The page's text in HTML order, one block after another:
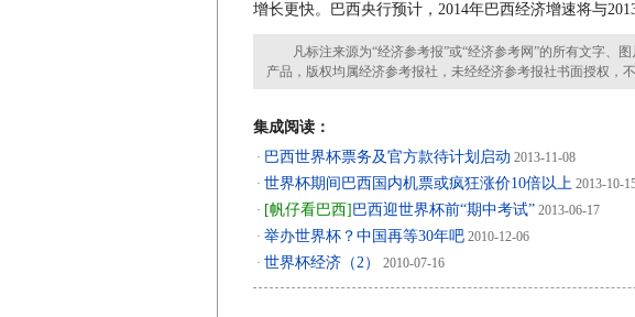
增长更快。巴西央行预计，2014年巴西经济增速将与
凡标注来源为“经济参考报”或“经济参考网”的所有文字、图
产品，版权均属经济参考报社，未经经济参考报社书面授权，
集成阅读：
· 巴西世界杯票务及官方款待计划启动 2013-11-08
· 世界杯期间巴西国内机票或疯狂涨价10倍以上 2013-10-
· [帆仔看巴西] 巴西迎世界杯前“期中考试” 2013-06-17
· 举办世界杯？中国再等30年吧 2010-12-06
· 世界杯经济（2） 2010-07-16